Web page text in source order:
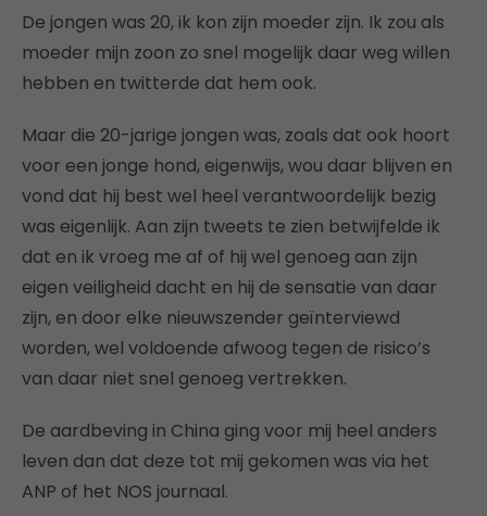
De jongen was 20, ik kon zijn moeder zijn. Ik zou als
moeder mijn zoon zo snel mogelijk daar weg willen
hebben en twitterde dat hem ook.
Maar die 20-jarige jongen was, zoals dat ook hoort
voor een jonge hond, eigenwijs, wou daar blijven en
vond dat hij best wel heel verantwoordelijk bezig
was eigenlijk. Aan zijn tweets te zien betwijfelde ik
dat en ik vroeg me af of hij wel genoeg aan zijn
eigen veiligheid dacht en hij de sensatie van daar
zijn, en door elke nieuwszender geïnterviewd
worden, wel voldoende afwoog tegen de risico’s
van daar niet snel genoeg vertrekken.
De aardbeving in China ging voor mij heel anders
leven dan dat deze tot mij gekomen was via het
ANP of het NOS journaal.